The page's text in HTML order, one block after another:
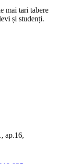
mai tari tabere
și studenți.
ap.16,